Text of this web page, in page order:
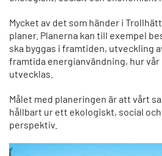
Mycket av det som händer i
planer. Planerna kan till exempel
ska byggas i framtiden, utveckling
framtida energianvändning, hur vår
utvecklas.
Målet med planeringen är att vårt
hållbart ur ett ekologiskt, social
perspektiv.